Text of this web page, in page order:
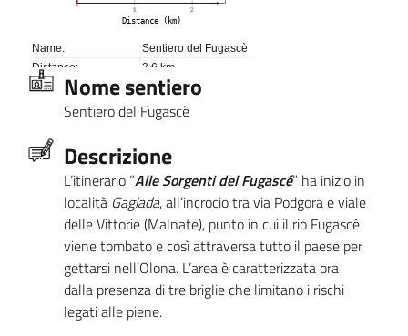
1 2
Distance (km)
Name:
Sentiero del Fugascè
Distance:
2,6 km
Minimum elevation:
372 m
Maximum elevation:
469 m
Elevation loss:
Duration:
No data
Nome sentiero
Sentiero del Fugascè
Descrizione
L’itinerario “Alle Sorgenti del Fugascé” ha inizio in
località Gagiada, all’incrocio tra via Podgora e viale
delle Vittorie (Malnate), punto in cui il rio Fugascé
viene tombato e così attraversa tutto il paese per
gettarsi nell’Olona. L’area è caratterizzata ora
dalla presenza di tre briglie che limitano i rischi
legati alle piene.